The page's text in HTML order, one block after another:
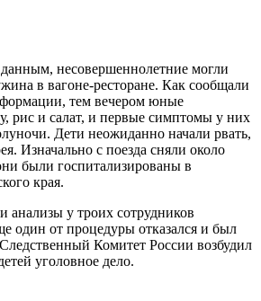
несовершеннолетние могли
в вагоне-ресторане. Как сообщали
тем вечером юные
рис и салат, и первые симптомы у них
Дети неожиданно начали рвать,
Изначально с поезда сняли около
были госпитализированы в
края.
анализы у троих сотрудников
один от процедуры отказался и был
Комитет России возбудил
уголовное дело.